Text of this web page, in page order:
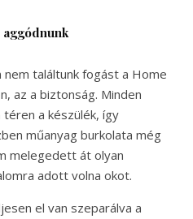
találtunk fogást a Home
az a biztonság. Minden
a készülék, így
műanyag burkolata még
melegedett át olyan
adott volna okot.
el van szeparálva a